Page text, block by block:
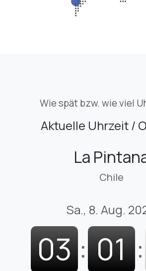
Wie spät bzw. wie viel
Aktuelle Uhrzeit /
La
Chile
Sa., 8. Aug.
03 : 01 :